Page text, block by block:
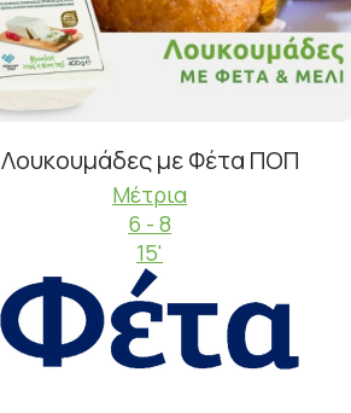
Λουκουμάδες με Φέτα ΠΟΠ
Μέτρια
6 - 8
15'